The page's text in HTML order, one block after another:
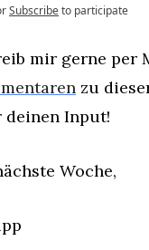
Subscribeto participate
mir gerne per
zu
deinen Input!
Woche,